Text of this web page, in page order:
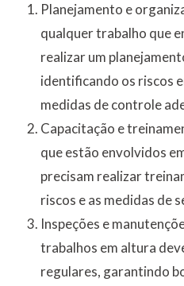
Planejamento e
qualquer trabalho que
realizar um
identificando os riscos
medidas de controle
Capacitação e
que estão envolvidos
precisam realizar
riscos e as medidas de
Inspeções e
trabalhos em altura
regulares, garantindo